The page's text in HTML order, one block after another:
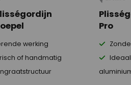
werking
of handmatig
Pro